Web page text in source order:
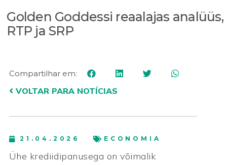
Golden Goddessi reaalajas analüüs,
RTP ja SRP
Compartilhar em:
VOLTAR PARA NOTÍCIAS
21.04.2026 ECONOMIA
Ühe krediidipanusega on võimalik